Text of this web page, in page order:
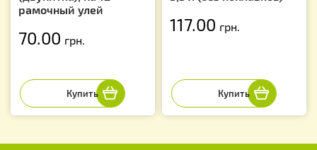
рамочный улей
70.00 грн.
117.00 грн.